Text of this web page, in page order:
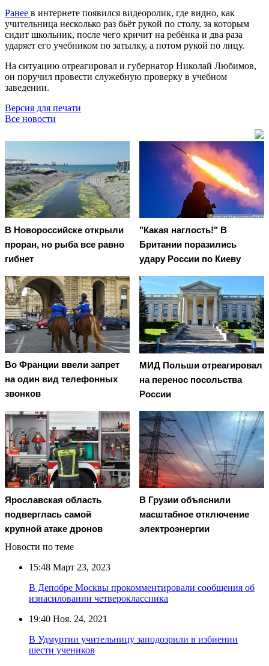
Ранее в интернете появился видеоролик, где видно, как
учительница несколько раз бьёт рукой по столу, за которым
сидит школьник, после чего кричит на ребёнка и два раза
ударяет его учебником по затылку, а потом рукой по лицу.
На ситуацию отреагировал и губернатор Николай Любимов,
он поручил провести служебную проверку в учебном
заведении.
Версия для печати
Все новости
В Новороссийске открыли
проран, но рыба все равно
гибнет
"Какая наглость!" В
Британии поразились
удару России по Киеву
Во Франции ввели запрет
на один вид телефонных
звонков
МИД Польши отреагировал
на перенос посольства
России
Ярославская область
подверглась самой
крупной атаке дронов
В Грузии объяснили
масштабное отключение
электроэнергии
Новости по теме
15:48 Март 23, 2023
В Депобре Москвы прокомментировали сообщения об
изнасиловании четвероклассника
19:40 Ноя. 24, 2021
В Удмуртии учительницу заподозрили в избиении
шести учеников